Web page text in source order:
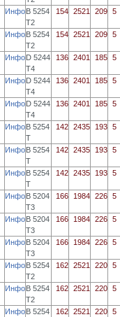
ИнфоB 5254
T2
154 2521 209 5
ИнфоB 5254
T2
154 2521 209 5
ИнфоD 5244
T4
136 2401 185 5
ИнфоD 5244
T4
136 2401 185 5
ИнфоD 5244
T4
136 2401 185 5
ИнфоB 5254
T
142 2435 193 5
ИнфоB 5254
T
142 2435 193 5
ИнфоB 5254
T
142 2435 193 5
ИнфоB 5204
T3
166 1984 226 5
ИнфоB 5204
T3
166 1984 226 5
ИнфоB 5204
T3
166 1984 226 5
ИнфоB 5254
T2
162 2521 220 5
ИнфоB 5254
T2
162 2521 220 5
ИнфоB 5254
162 2521 220 5